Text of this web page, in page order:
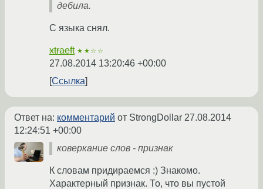
дебила.
С языка снял.
xtraeft ★★☆☆
27.08.2014 13:20:46 +00:00
Ссылка
Ответ на: комментарий от StrongDollar 27.08.2014
12:24:51 +00:00
коверкание слов - признак
К словам придираемся :) Знакомо.
Характерный признак. То, что вы пустой